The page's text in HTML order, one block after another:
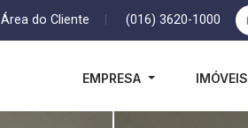
Área do Cliente (016) 3620-1000
EMPRESA IMÓVEIS